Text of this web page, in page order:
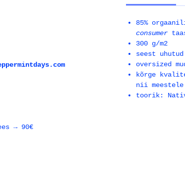
→ 90€
85%
consumer
300 g/m2
seest
oversized
kõrge
nii
toorik: